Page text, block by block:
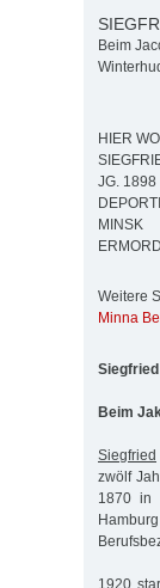
Beim
HIER
JG. 1898
MINSK
Weitere
Minna
Beim
Siegfried
zwölf
1870 in
1920